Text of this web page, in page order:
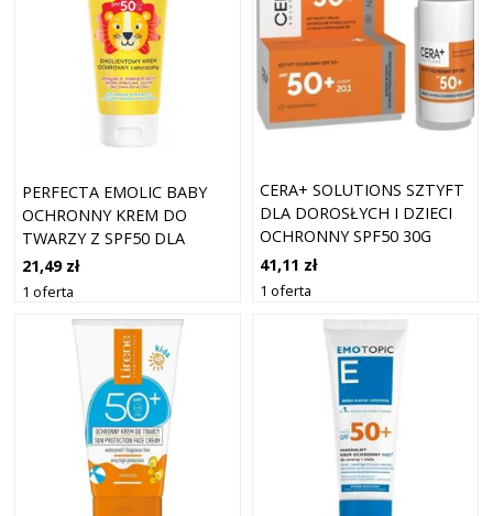
PERFECTA EMOLIC BABY
OCHRONNY KREM DO
TWARZY Z SPF50 DLA
DZIECI 50ML
21,49 zł
1 oferta
CERA+ SOLUTIONS SZTYFT
DLA DOROSŁYCH I DZIECI
OCHRONNY SPF50 30G
41,11 zł
1 oferta